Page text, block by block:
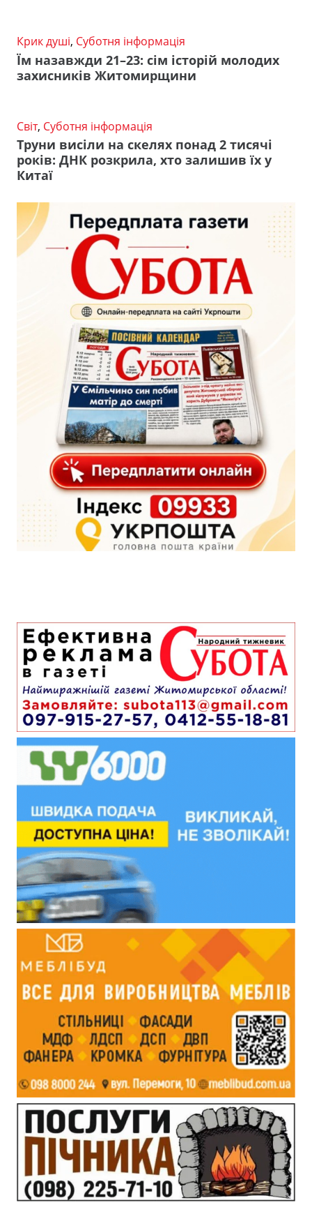
Крик душі, Суботня інформація
Їм назавжди 21–23: сім історій молодих
захисників Житомирщини
Світ, Суботня інформація
Труни висіли на скелях понад 2 тисячі
років: ДНК розкрила, хто залишив їх у
Китаї